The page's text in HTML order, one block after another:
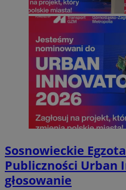
Sosnowieckie
Publiczności Urban
głosowanie